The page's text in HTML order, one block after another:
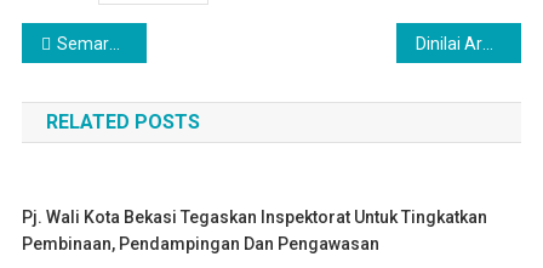
Navigasi
pos
Semarak Sumpah Pemuda, Ini Kata Tokoh Pemuda dan Karang Taruna Kaliabang Tengah
RELATED POSTS
Pj. Wali Kota Bekasi Tegaskan Inspektorat Untuk Tingkatkan
Pembinaan, Pendampingan Dan Pengawasan